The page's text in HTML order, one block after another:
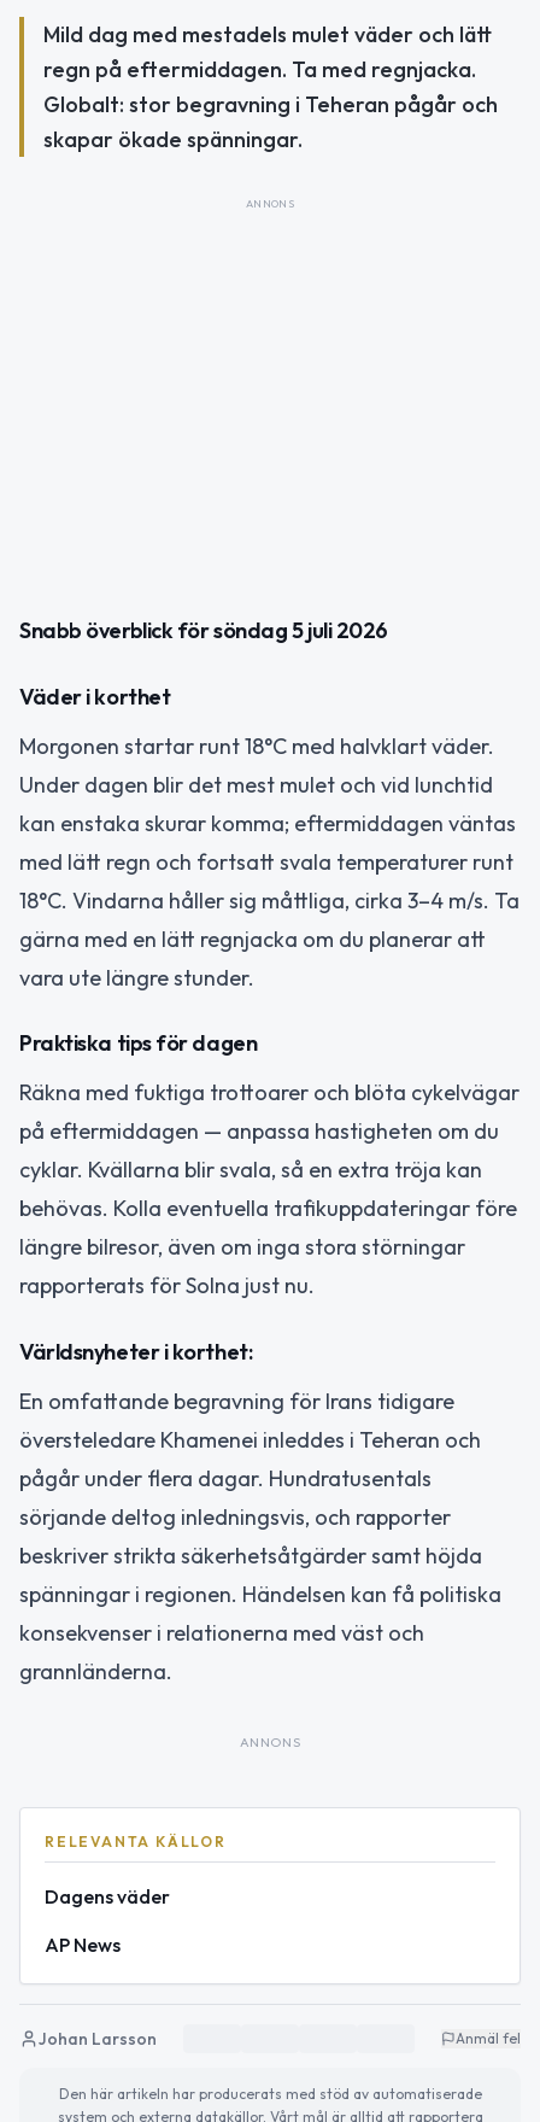
Mild dag med mestadels mulet väder och lätt
regn på eftermiddagen. Ta med regnjacka.
Globalt: stor begravning i Teheran pågår och
skapar ökade spänningar.
ANNONS
Snabb överblick för söndag 5 juli 2026
Väder i korthet
Morgonen startar runt 18°C med halvklart väder.
Under dagen blir det mest mulet och vid lunchtid
kan enstaka skurar komma; eftermiddagen väntas
med lätt regn och fortsatt svala temperaturer runt
18°C. Vindarna håller sig måttliga, cirka 3–4 m/s. Ta
gärna med en lätt regnjacka om du planerar att
vara ute längre stunder.
Praktiska tips för dagen
Räkna med fuktiga trottoarer och blöta cykelvägar
på eftermiddagen — anpassa hastigheten om du
cyklar. Kvällarna blir svala, så en extra tröja kan
behövas. Kolla eventuella trafikuppdateringar före
längre bilresor, även om inga stora störningar
rapporterats för Solna just nu.
Världsnyheter i korthet:
En omfattande begravning för Irans tidigare
översteledare Khamenei inleddes i Teheran och
pågår under flera dagar. Hundratusentals
sörjande deltog inledningsvis, och rapporter
beskriver strikta säkerhetsåtgärder samt höjda
spänningar i regionen. Händelsen kan få politiska
konsekvenser i relationerna med väst och
grannländerna.
ANNONS
RELEVANTA KÄLLOR
Dagens väder
AP News
Johan Larsson Anmäl fel
Den här artikeln har producerats med stöd av automatiserade
system och externa datakällor. Vårt mål är alltid att rapportera